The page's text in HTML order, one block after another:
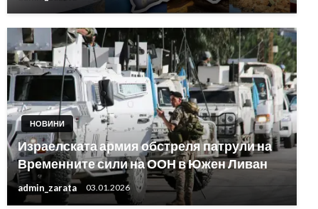
НОВИНИ
Израелската армия обстреля патрули на
Временните сили на ООН в Южен Ливан
admin_zarata 03.01.2026